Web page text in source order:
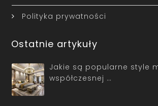
Polityka prywatności
Ostatnie artykuły
Jakie są popularne style
współczesnej …